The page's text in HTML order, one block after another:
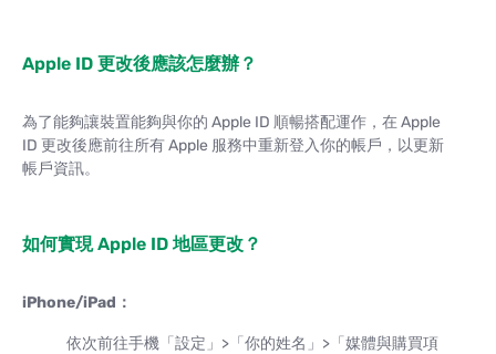
Apple ID 更改後應該怎麼辦？
為了能夠讓裝置能夠與你的 Apple ID 順暢搭配運作，在 Apple
ID 更改後應前往所有 Apple 服務中重新登入你的帳戶，以更新
帳戶資訊。
如何實現 Apple ID 地區更改？
iPhone/iPad：
依次前往手機「設定」>「你的姓名」>「媒體與購買項